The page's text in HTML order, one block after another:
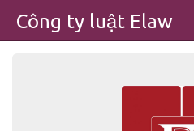
Công ty luật Elaw